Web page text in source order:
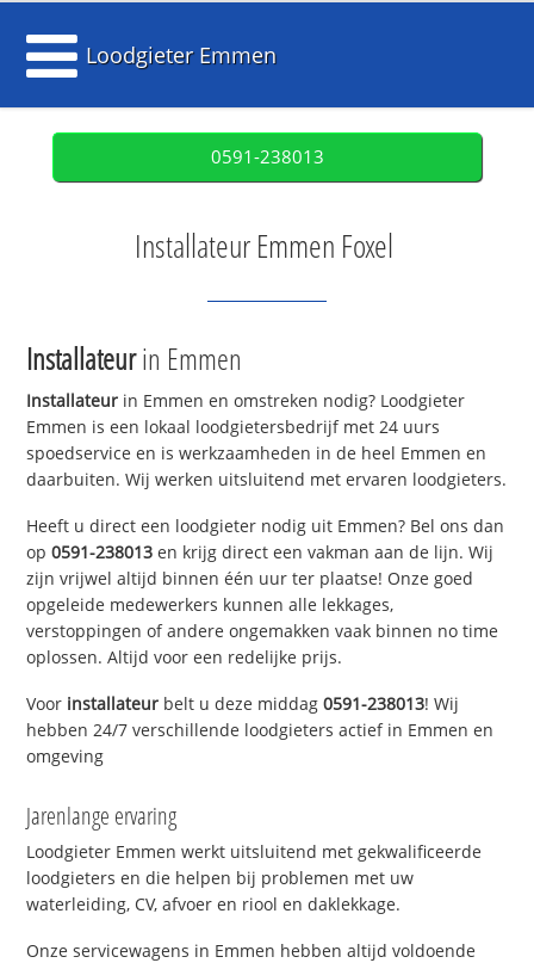
Loodgieter Emmen
0591-238013
Installateur Emmen Foxel
Installateurin Emmen
Installateur in Emmen en omstreken nodig? Loodgieter
Emmen is een lokaal loodgietersbedrijf met 24 uurs
spoedservice en is werkzaamheden in de heel Emmen en
daarbuiten. Wij werken uitsluitend met ervaren loodgieters.
Heeft u direct een loodgieter nodig uit Emmen? Bel ons dan
op0591-238013 en krijg direct een vakman aan de lijn. Wij
zijn vrijwel altijd binnen één uur ter plaatse! Onze goed
opgeleide medewerkers kunnen alle lekkages,
verstoppingen of andere ongemakken vaak binnen no time
oplossen. Altijd voor een redelijke prijs.
Voor installateur belt u deze middag0591-238013! Wij
hebben 24/7 verschillende loodgieters actief in Emmen en
omgeving
Jarenlange ervaring
Loodgieter Emmen werkt uitsluitend met gekwalificeerde
loodgieters en die helpen bij problemen met uw
waterleiding, CV, afvoer en riool en daklekkage.
Onze servicewagens in Emmen hebben altijd voldoende